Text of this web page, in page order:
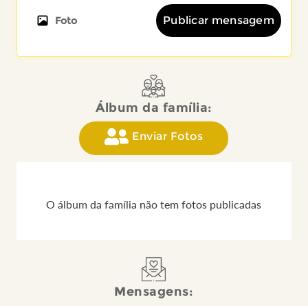
Foto Publicar mensagem
Álbum da família:
Enviar Fotos
O álbum da família não tem fotos publicadas
Mensagens: